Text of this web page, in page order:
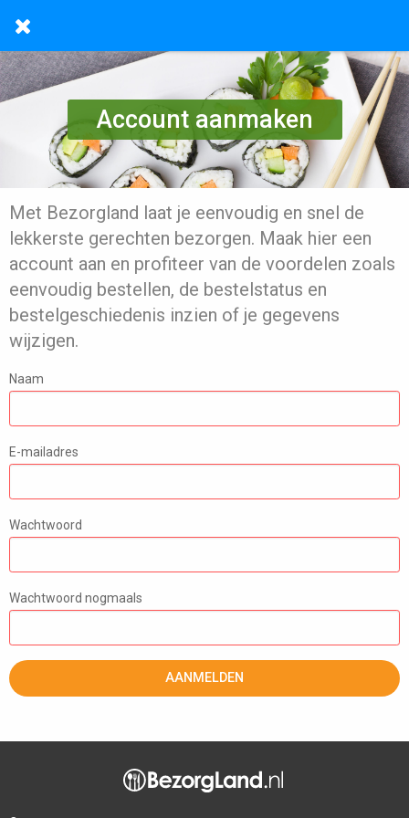
Account aanmaken
Met Bezorgland laat je eenvoudig en snel de
lekkerste gerechten bezorgen. Maak hier een
account aan en profiteer van de voordelen zoals
eenvoudig bestellen, de bestelstatus en
bestelgeschiedenis inzien of je gegevens
wijzigen.
Naam
E-mailadres
Wachtwoord
Wachtwoord nogmaals
AANMELDEN